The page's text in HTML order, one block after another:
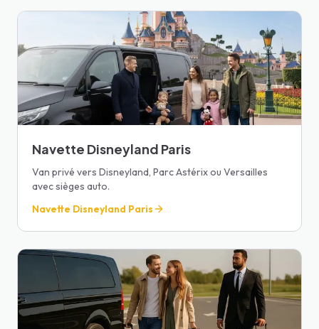
Navette Disneyland Paris
Van privé vers Disneyland, Parc Astérix ou Versailles
avec sièges auto.
Navette Disneyland Paris